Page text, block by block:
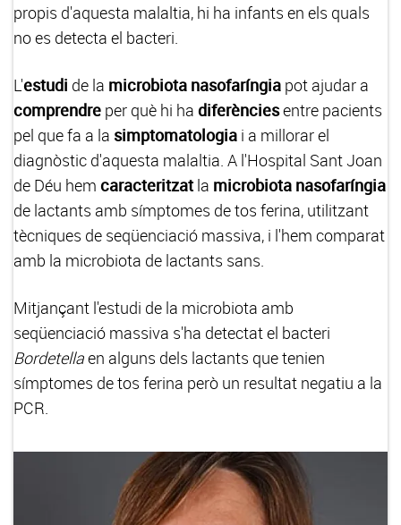
propis d'aquesta malaltia, hi ha infants en els quals
no es detecta el bacteri.
L'estudi de la microbiota nasofaríngia pot ajudar a
comprendre per què hi ha diferènciesentre pacients
pel que fa a la simptomatologia i a millorar el
diagnòstic d'aquesta malaltia. A l'Hospital Sant Joan
de Déu hem caracteritzatla microbiota nasofaríngia
de lactants amb símptomes de tos ferina, utilitzant
tècniques de seqüenciació massiva, i l'hem comparat
amb la microbiota de lactants sans.
Mitjançant l'estudi de la microbiota amb
seqüenciació massiva s'ha detectat el bacteri
Bordetellaen alguns dels lactants que tenien
símptomes de tos ferina però un resultat negatiu a la
PCR.